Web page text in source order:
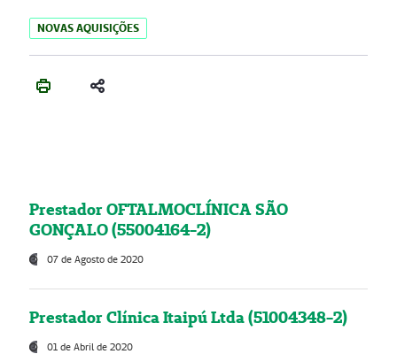
NOVAS AQUISIÇÕES
Prestador OFTALMOCLÍNICA SÃO
GONÇALO (55004164-2)
07 de Agosto de 2020
Prestador Clínica Itaipú Ltda (51004348-2)
01 de Abril de 2020